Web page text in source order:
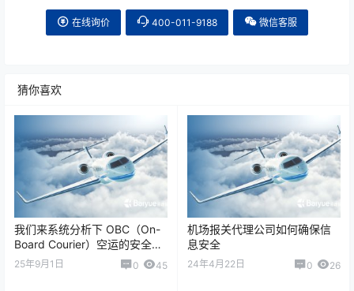
在线询价 400-011-9188 微信客服
猜你喜欢
我们来系统分析下 OBC（On-
Board Courier）空运的安全风
险控制措施及应急预案。OBC
25年9月1日 0 45
机场报关代理公司如何确保信
息安全
24年4月22日 0 26